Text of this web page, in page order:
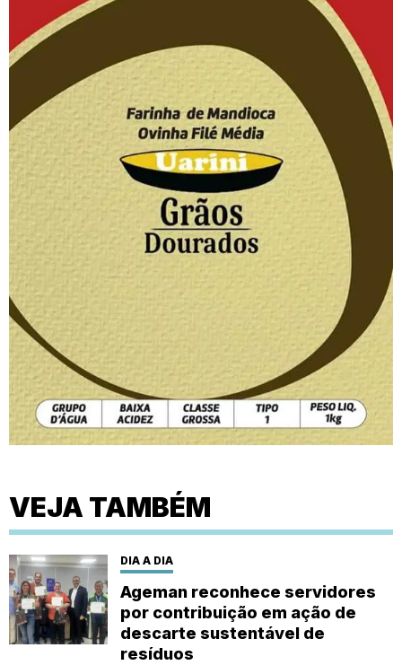
VEJA TAMBÉM
DIA A DIA
Ageman reconhece servidores
por contribuição em ação de
descarte sustentável de
resíduos